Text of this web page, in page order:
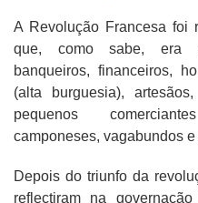
A Revolução Francesa foi
que, como sabe, era
banqueiros, financeiros,
(alta burguesia),
pequenos
camponeses, vagabundos
Depois do triunfo da
reflectiram na